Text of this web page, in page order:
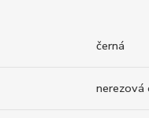
černá
nerezová